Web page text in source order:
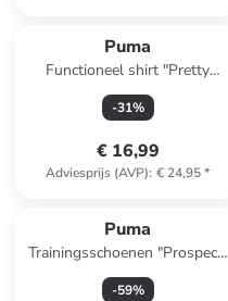
Puma
Functioneel shirt "Pretty
Tough" blauw
-31%
€ 16,99
Adviesprijs (AVP): € 24,95*
Puma
Trainingsschoenen "Prospect"
kaki
-59%